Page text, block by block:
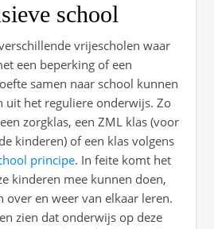
school
vrijescholen waar
een beperking of een
samen naar school kunnen
uit het reguliere onderwijs. Zo
zorgklas, een ZML klas (voor
kinderen) of een klas volgens
principe. In feite komt het
kinderen mee kunnen doen,
over en weer van elkaar leren.
zien dat onderwijs op deze